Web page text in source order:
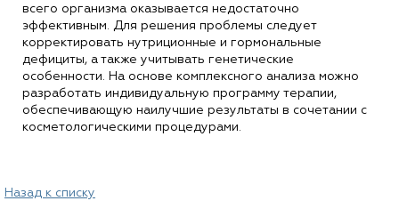
всего организма оказывается недостаточно
эффективным. Для решения проблемы следует
корректировать нутриционные и гормональные
дефициты, а также учитывать генетические
особенности. На основе комплексного анализа можно
разработать индивидуальную программу терапии,
обеспечивающую наилучшие результаты в сочетании с
косметологическими процедурами.
Назад к списку